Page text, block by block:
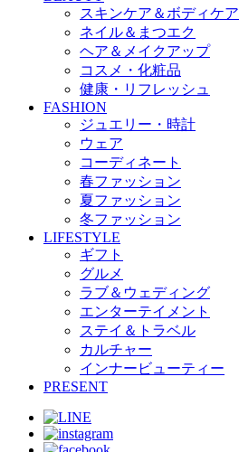
スキンケア＆ボディケア
ネイル＆まつエク
ヘア＆メイクアップ
コスメ・化粧品
健康・リフレッシュ
FASHION
ジュエリー・時計
ウェア
コーディネート
春ファッション
夏ファッション
冬ファッション
LIFESTYLE
ギフト
グルメ
ラブ＆ウェディング
エンターテイメント
ステイ＆トラベル
カルチャー
インナービューティー
PRESENT